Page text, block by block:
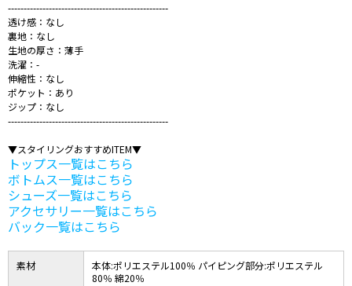
---------------------------------------------------
透け感：なし
裏地：なし
生地の厚さ：薄手
洗濯：-
伸縮性：なし
ポケット：あり
ジップ：なし
---------------------------------------------------
▼スタイリングおすすめITEM▼
トップス一覧はこちら
ボトムス一覧はこちら
シューズ一覧はこちら
アクセサリー一覧はこちら
バック一覧はこちら
素材
本体:ポリエステル100％ パイピング部分:ポリエステル
80％ 綿20％